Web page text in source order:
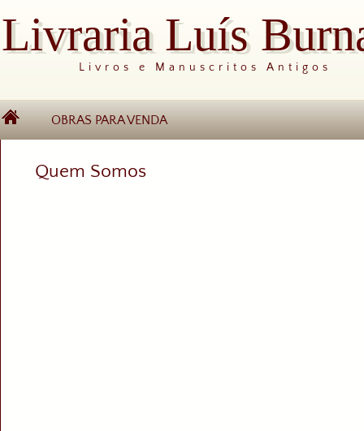
Livraria Luís
Livros e Manuscritos Antigos
OBRAS PARA VENDA
Quem Somos